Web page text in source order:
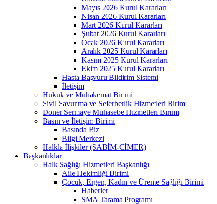
Mayıs 2026 Kurul Kararları
Nisan 2026 Kurul Kararları
Mart 2026 Kurul Kararları
Şubat 2026 Kurul Kararları
Ocak 2026 Kurul Kararları
Aralık 2025 Kurul Kararları
Kasım 2025 Kurul Kararları
Ekim 2025 Kurul Kararları
Hasta Başvuru Bildirim Sistemi
İletişim
Hukuk ve Muhakemat Birimi
Sivil Savunma ve Seferberlik Hizmetleri Birimi
Döner Sermaye Muhasebe Hizmetleri Birimi
Basın ve İletişim Birimi
Basında Biz
Bilgi Merkezi
Halkla İlişkiler (SABİM-CİMER)
Başkanlıklar
Halk Sağlığı Hizmetleri Başkanlığı
Aile Hekimliği Birimi
Çocuk, Ergen, Kadın ve Üreme Sağlığı Birimi
Haberler
SMA Tarama Programı